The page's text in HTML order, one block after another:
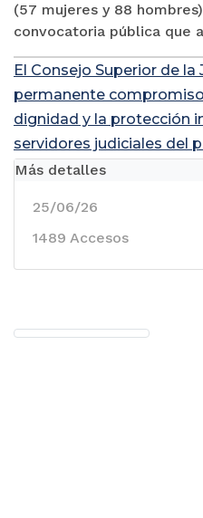
(57 mujeres y 88
convocatoria pública que
El Consejo Superior de
permanente
dignidad y la protección
servidores judiciales del
Más detalles
25/06/26
1489 Accesos